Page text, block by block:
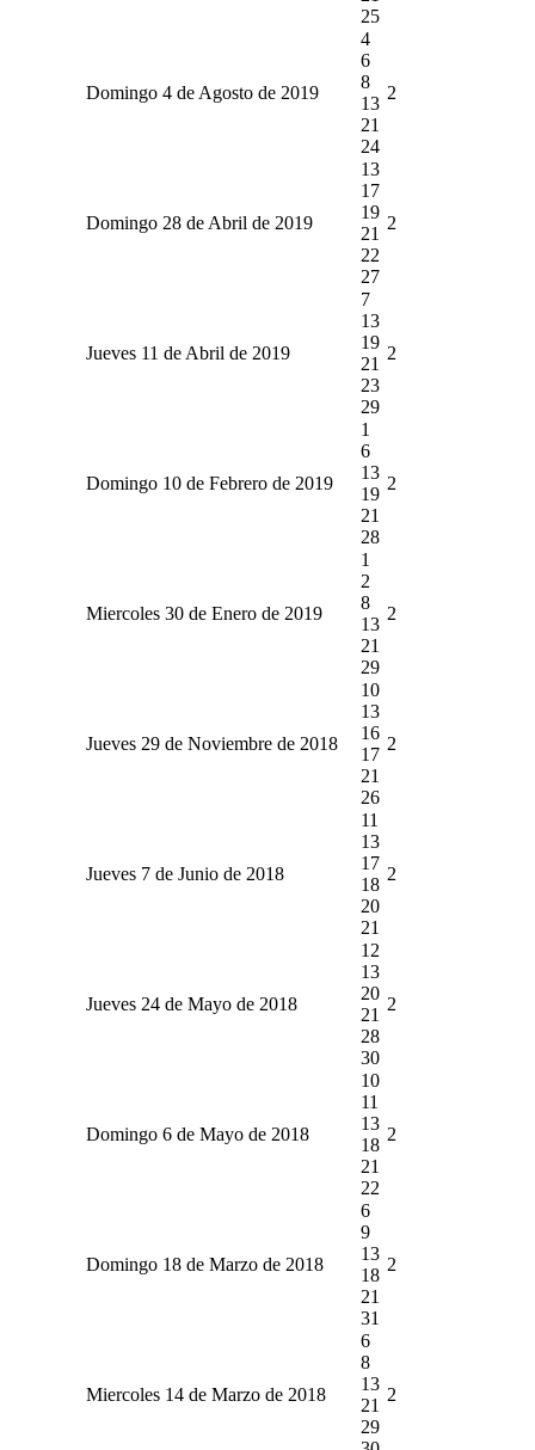
25
Domingo 4 de Agosto de 2019
4
6
8
13
21
24
2
Domingo 28 de Abril de 2019
13
17
19
21
22
27
2
Jueves 11 de Abril de 2019
7
13
19
21
23
29
2
Domingo 10 de Febrero de 2019
1
6
13
19
21
28
2
Miercoles 30 de Enero de 2019
1
2
8
13
21
29
2
Jueves 29 de Noviembre de 2018
10
13
16
17
21
26
2
Jueves 7 de Junio de 2018
11
13
17
18
20
21
2
Jueves 24 de Mayo de 2018
12
13
20
21
28
30
2
Domingo 6 de Mayo de 2018
10
11
13
18
21
22
2
Domingo 18 de Marzo de 2018
6
9
13
18
21
31
2
Miercoles 14 de Marzo de 2018
6
8
13
21
29
2